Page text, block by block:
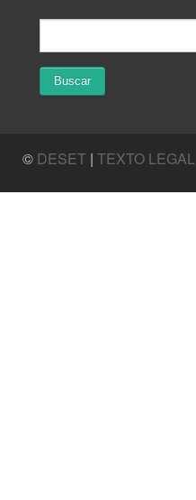
© DESET | TEXTO LEGAL